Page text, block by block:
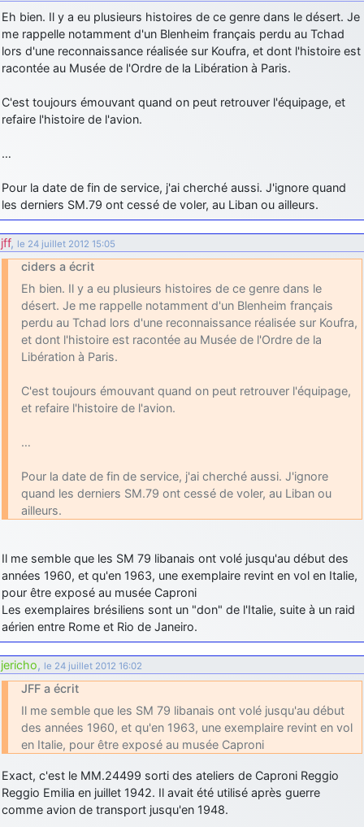
Eh bien. Il y a eu plusieurs histoires de ce genre dans le désert. Je
me rappelle notamment d'un Blenheim français perdu au Tchad
lors d'une reconnaissance réalisée sur Koufra, et dont l'histoire est
racontée au Musée de l'Ordre de la Libération à Paris.
C'est toujours émouvant quand on peut retrouver l'équipage, et
refaire l'histoire de l'avion.
…
Pour la date de fin de service, j'ai cherché aussi. J'ignore quand
les derniers SM.79 ont cessé de voler, au Liban ou ailleurs.
jff, le 24 juillet 2012 15:05
ciders a écrit
Eh bien. Il y a eu plusieurs histoires de ce genre dans le
désert. Je me rappelle notamment d'un Blenheim français
perdu au Tchad lors d'une reconnaissance réalisée sur Koufra,
et dont l'histoire est racontée au Musée de l'Ordre de la
Libération à Paris.
C'est toujours émouvant quand on peut retrouver l'équipage,
et refaire l'histoire de l'avion.
…
Pour la date de fin de service, j'ai cherché aussi. J'ignore
quand les derniers SM.79 ont cessé de voler, au Liban ou
ailleurs.
Il me semble que les SM 79 libanais ont volé jusqu'au début des
années 1960, et qu'en 1963, une exemplaire revint en vol en Italie,
pour être exposé au musée Caproni
Les exemplaires brésiliens sont un "don" de l'Italie, suite à un raid
aérien entre Rome et Rio de Janeiro.
jericho, le 24 juillet 2012 16:02
JFF a écrit
Il me semble que les SM 79 libanais ont volé jusqu'au début
des années 1960, et qu'en 1963, une exemplaire revint en vol
en Italie, pour être exposé au musée Caproni
Exact, c'est le MM.24499 sorti des ateliers de Caproni Reggio
Reggio Emilia en juillet 1942. Il avait été utilisé après guerre
comme avion de transport jusqu'en 1948.